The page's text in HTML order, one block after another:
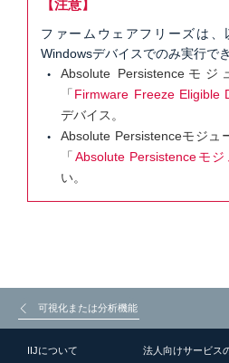
【注意】
ファームウェアフリーズは
Windowsデバイスでのみ実行でき
Absolute Persistenceモ
「 Firmware Freeze Eligible
デバイス。
Absolute Persistenceモジュ
「 Absolute Persistenceモ
い。
可視化または分析機能
IIJについて 法人向けサービス